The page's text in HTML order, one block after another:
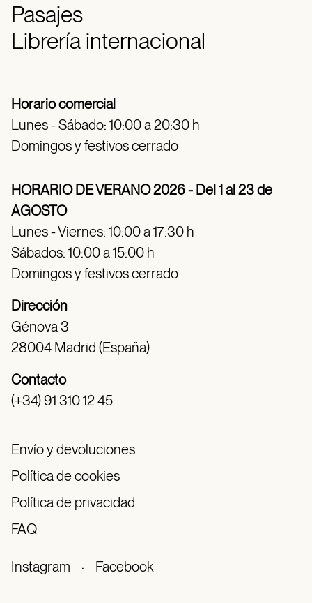
Pasajes
Librería internacional
Horario comercial
Lunes - Sábado: 10:00 a 20:30 h
Domingos y festivos cerrado
HORARIO DE VERANO 2026 - Del 1 al 23 de
AGOSTO
Lunes - Viernes: 10:00 a 17:30 h
Sábados: 10:00 a 15:00 h
Domingos y festivos cerrado
Dirección
Génova 3
28004 Madrid (España)
Contacto
(+34) 91 310 12 45
Envío y devoluciones
Política de cookies
Política de privacidad
FAQ
Instagram · Facebook